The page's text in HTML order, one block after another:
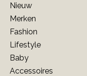
Nieuw
Merken
Fashion
Lifestyle
Baby
Accessoires